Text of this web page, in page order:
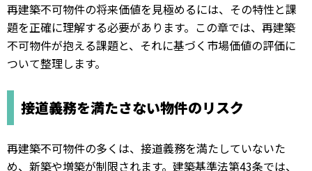
再建築不可物件の将来価値を見極めるには、その特性と課
題を正確に理解する必要があります。この章では、再建築
不可物件が抱える課題と、それに基づく市場価値の評価に
ついて整理します。
接道義務を満たさない物件のリスク
再建築不可物件の多くは、接道義務を満たしていないた
め、新築や増築が制限されます。建築基準法第43条では、